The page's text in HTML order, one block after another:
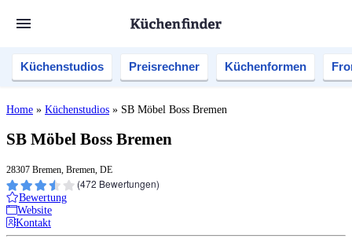
Küchenstudios Preisrechner Küchenformen
Home » Küchenstudios » SB Möbel Boss Bremen
SB Möbel Boss Bremen
28307 Bremen, Bremen, DE
(472 Bewertungen)
Bewertung
Website
Kontakt